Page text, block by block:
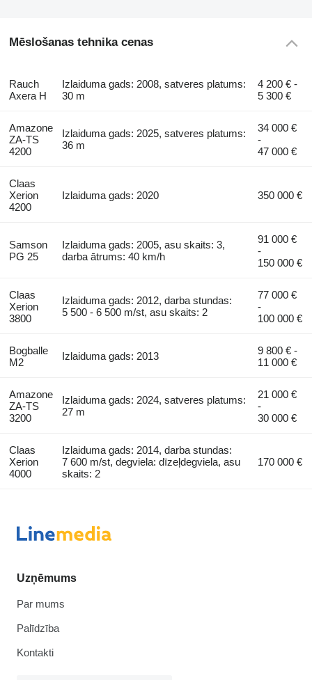
Mēslošanas tehnika cenas
Rauch
Axera H
Izlaiduma gads: 2008, satveres platums:
30 m
4 200 € -
5 300 €
Amazone
ZA-TS
4200
Izlaiduma gads: 2025, satveres platums:
36 m
34 000 €
-
47 000 €
Claas
Xerion
4200
Izlaiduma gads: 2020 350 000 €
Samson
PG 25
Izlaiduma gads: 2005, asu skaits: 3,
darba ātrums: 40 km/h
91 000 €
-
150 000 €
Claas
Xerion
3800
Izlaiduma gads: 2012, darba stundas:
5 500 - 6 500 m/st, asu skaits: 2
77 000 €
-
100 000 €
Bogballe
M2
Izlaiduma gads: 2013
9 800 € -
11 000 €
Amazone
ZA-TS
3200
Izlaiduma gads: 2024, satveres platums:
27 m
21 000 €
-
30 000 €
Claas
Xerion
4000
Izlaiduma gads: 2014, darba stundas:
7 600 m/st, degviela: dīzeļdegviela, asu
skaits: 2
170 000 €
Uzņēmums
Par mums
Palīdzība
Kontakti